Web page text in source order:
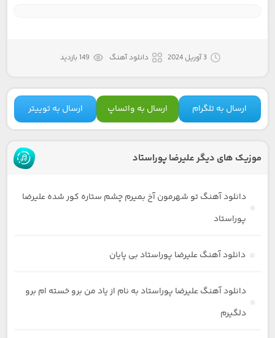
3 آوریل 2024 دانلود آهنگ 149 بازدید
ارسال به تلگرام ارسال به واتساپ ارسال به توییتر
موزیک های دیگر علیرضا پوراستاد
دانلود آهنگ تو شهرمون آخ بمیرم چشم ستاره کور شده علیرضا
پوراستاد
دانلود آهنگ علیرضا پوراستاد بی پایان
دانلود آهنگ علیرضا پوراستاد به نام از یاد من برو خسته ام برو
دلگیرم